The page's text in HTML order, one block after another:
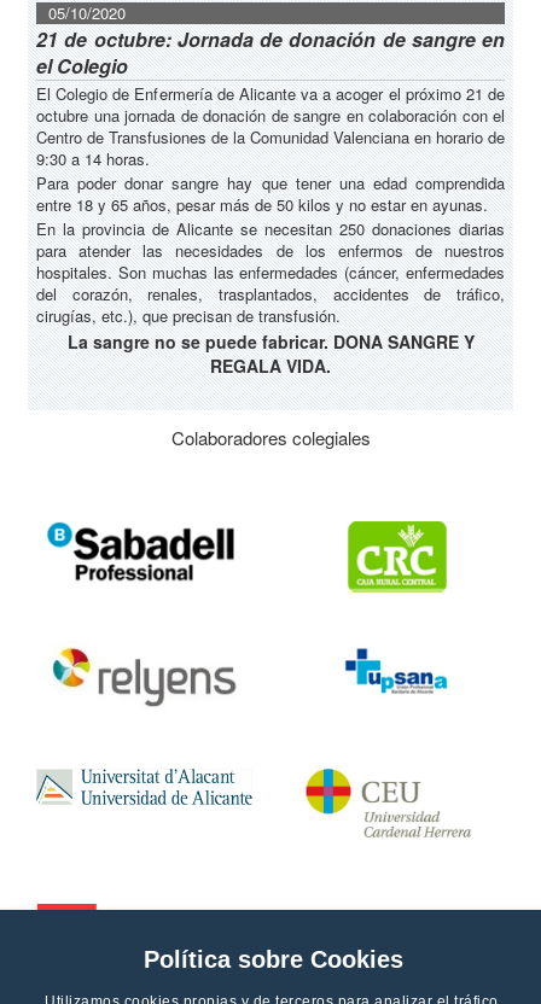
Política sobre Cookies
05/10/2020
21 de octubre: Jornada de donación de sangre en
el Colegio
El Colegio de Enfermería de Alicante va a acoger el próximo 21 de
octubre una jornada de donación de sangre en colaboración con el
Centro de Transfusiones de la Comunidad Valenciana en horario de
9:30 a 14 horas.
Para poder donar sangre hay que tener una edad comprendida
entre 18 y 65 años, pesar más de 50 kilos y no estar en ayunas.
En la provincia de Alicante se necesitan 250 donaciones diarias
para atender las necesidades de los enfermos de nuestros
hospitales. Son muchas las enfermedades (cáncer, enfermedades
del corazón, renales, trasplantados, accidentes de tráfico,
cirugías, etc.), que precisan de transfusión.
La sangre no se puede fabricar. DONA SANGRE Y
REGALA VIDA.
Colaboradores colegiales